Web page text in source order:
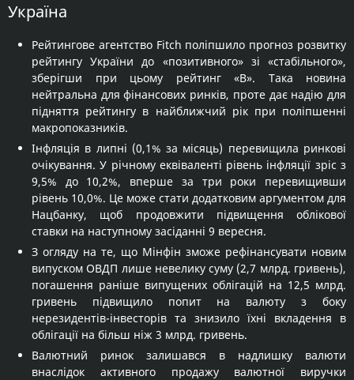
Україна
Рейтингове агентство Fitch поліпшило прогноз розвитку
рейтингу України до «позитивного» зі «стабільного»,
зберігши при цьому рейтинг «В». Така новина
нейтральна для фінансових ринків, проте дає надію для
підняття рейтингу в найближчий рік при поліпшенні
макропоказників.
Інфляція в липні (0,1% за місяць) перевищила ринкові
очікування. У річному еквіваленті рівень інфляції зріс з
9,5% до 10,2%, вперше за три роки перевищивши
рівень 10,0%. Це може стати додатковим аргументом для
Нацбанку, щоб продовжити підвищення облікової
ставки на наступному засіданні 9 вересня.
З огляду на те, що Мінфін зможе рефінансувати новим
випуском ОВДП лише невелику суму (2,7 млрд. гривень),
погашення раніше випущених облігацій на 12,5 млрд.
гривень підвищило попит на валюту з боку
нерезидентів-інвесторів та знизило їхні вкладення в
облігації на більш ніж 3 млрд. гривень.
Валютний ринок залишався в надлишку валюти
внаслідок активного продажу валютної виручки